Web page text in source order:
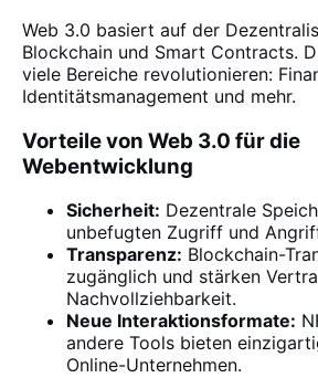
Web 3.0 basiert auf der
Blockchain und Smart Contracts.
viele Bereiche revolutionieren:
Identitätsmanagement und mehr.
Vorteile von Web 3.0 für die
Webentwicklung
Sicherheit: Dezentrale
unbefugten Zugriff und
Transparenz: Blockchain-
zugänglich und stärken
Nachvollziehbarkeit.
Neue Interaktionsformate:
andere Tools bieten
Online-Unternehmen.